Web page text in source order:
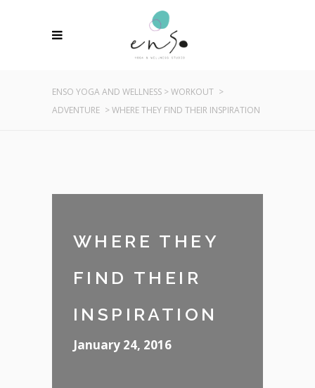
ENSO YOGA AND WELLNESS >WORKOUT >
ADVENTURE >WHERE THEY FIND THEIR INSPIRATION
WHERE THEY
FIND THEIR
INSPIRATION
January 24, 2016